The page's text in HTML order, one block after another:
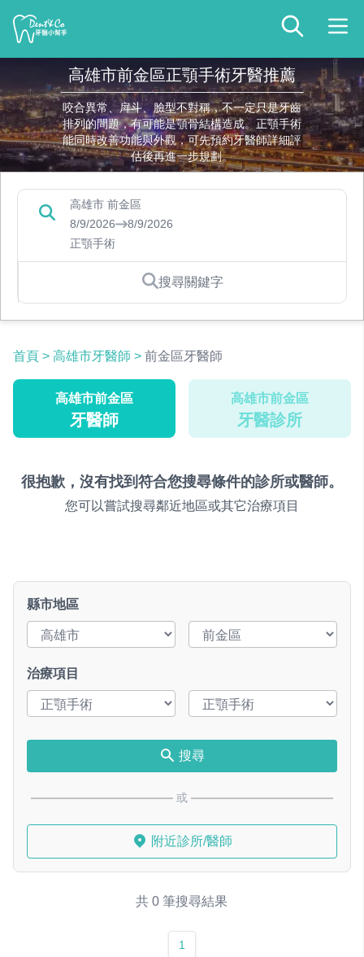
高雄市前金區正顎手術牙醫推薦
咬合異常、戽斗、臉型不對稱，不一定只是牙齒
排列的問題，有可能是顎骨結構造成。正顎手術
能同時改善功能與外觀，可先預約牙醫師詳細評
估後再進一步規劃。
高雄市 前金區
8/9/2026
8/9/2026
正顎手術
搜尋關鍵字
首頁 > 高雄市牙醫師 > 前金區牙醫師
高雄市前金區
牙醫師
高雄市前金區
牙醫診所
很抱歉，沒有找到符合您搜尋條件的診所或醫師。
您可以嘗試搜尋鄰近地區或其它治療項目
縣市地區
治療項目
搜尋
或
附近診所/醫師
共 0 筆搜尋結果
1